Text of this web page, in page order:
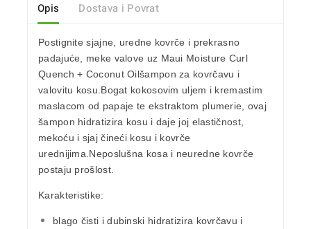
Opis Dostava i Povrat
Postignite sjajne, uredne kovrče i prekrasno
padajuće, meke valove uz Maui Moisture Curl
Quench + Coconut Oilšampon za kovrčavu i
valovitu kosu. Bogat kokosovim uljem i kremastim
maslacom od papaje te ekstraktom plumerie, ovaj
šampon hidratizira kosu i daje joj elastičnost,
mekoću i sjaj čineći kosu i kovrče
urednijima. Neposlušna kosa i neuredne kovrče
postaju prošlost.
Karakteristike:
blago čisti i dubinski hidratizira kovrčavu i